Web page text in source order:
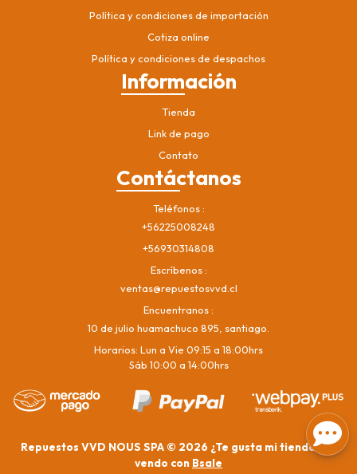
Política y condiciones de importación
Cotiza online
Política y condiciones de despachos
Información
Tienda
Link de pago
Contato
Contáctanos
Teléfonos
+56225008248
+56930314808
Escríbenos
ventas@repuestosvvd.cl
Encuentranos
10 de julio huamachuco 895, santiago.
Horarios: Lun a Vie 09:15 a 18:00hrs
Sáb 10:00 a 14:00hrs
Repuestos VVD NOUS SPA © 2026 ¿Te gusta mi tienda? Yo
vendo con Bsale